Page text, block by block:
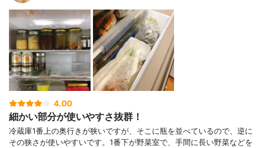
4.00
細かい部分が使いやすさ抜群！
冷蔵庫1番上の奥行きが狭いですが、そこに瓶を並べているので、逆に
その狭さが使いやすいです。1番下が野菜室で、手間に長い野菜などを